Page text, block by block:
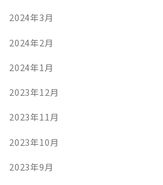
2024年3月
2024年2月
2024年1月
2023年12月
2023年11月
2023年10月
2023年9月